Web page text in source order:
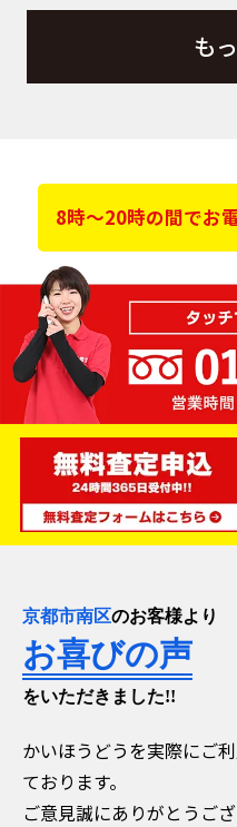
も
8時～20時の間でお
京都市南区のお客様より
お喜びの声
をいただきました!!
かいほうどうを実際にご
ております。
ご意見誠にありがとうござ